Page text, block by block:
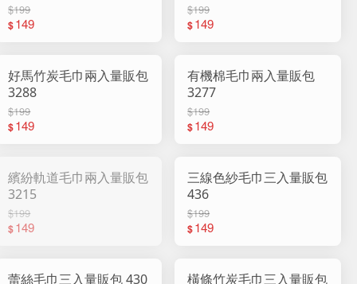
$199
$149
$199
$149
好馬竹炭毛巾兩入量販包
3288
$199
$149
有機棉毛巾兩入量販包
3277
$199
$149
繽紛軌道毛巾兩入量販包
3215
$199
$149
三線色紗毛巾三入量販包
436
$199
$149
蕾絲毛巾三入量販包 430
橫條竹炭毛巾三入量販包